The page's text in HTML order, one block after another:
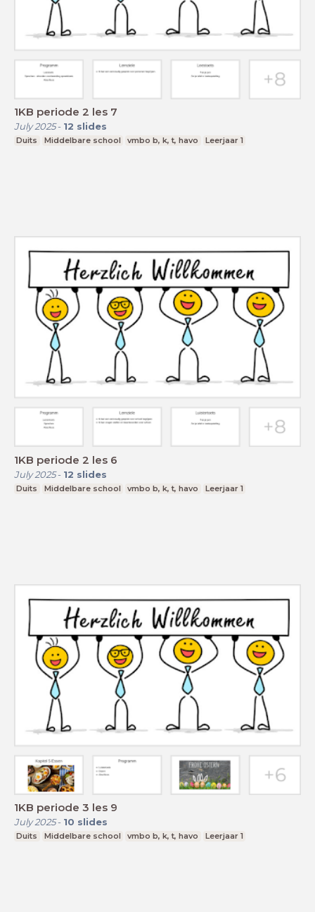
1KB periode 2 les 7
July 2025- 12 slides
Duits Middelbare school vmbo b, k, t, havo Leerjaar 1
1KB periode 2 les 6
July 2025- 12 slides
Duits Middelbare school vmbo b, k, t, havo Leerjaar 1
1KB periode 3 les 9
July 2025- 10 slides
Duits Middelbare school vmbo b, k, t, havo Leerjaar 1